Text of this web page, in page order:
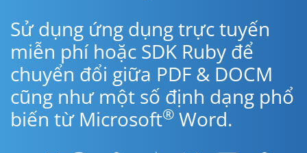
Sử dụng ứng dụng trực tuyến
miễn phí hoặc SDK Ruby để
chuyển đổi giữa PDF & DOCM
cũng như một số định dạng phổ
biến từ Microsoft® Word.